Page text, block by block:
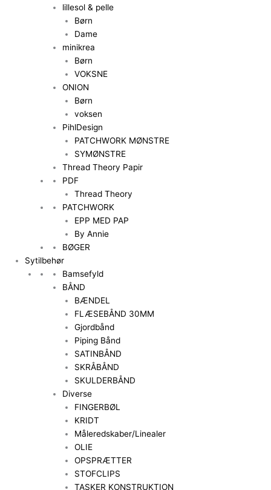
lillesol & pelle
Børn
Dame
minikrea
Børn
VOKSNE
ONION
Børn
voksen
PihlDesign
PATCHWORK MØNSTRE
SYMØNSTRE
Thread Theory Papir
PDF
Thread Theory
PATCHWORK
EPP MED PAP
By Annie
BØGER
Sytilbehør
Bamsefyld
BÅND
BÆNDEL
FLÆSEBÅND 30MM
Gjordbånd
Piping Bånd
SATINBÅND
SKRÅBÅND
SKULDERBÅND
Diverse
FINGERBØL
KRIDT
Måleredskaber/Linealer
OLIE
OPSPRÆTTER
STOFCLIPS
TASKER KONSTRUKTION